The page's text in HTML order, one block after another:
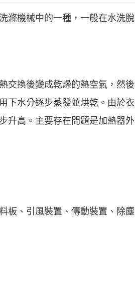
滌機械中的一種，一般在水洗脫
交換後變成乾燥的熱空氣，然後
下水分逐步蒸發並烘乾。由於衣
升高。主要存在問題是加熱器外
板、引風裝置、傳動裝置、除塵